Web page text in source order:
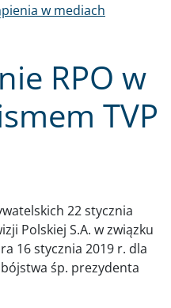
RPO w
TVP
22 stycznia
Polskiej S.A. w związku
16 stycznia 2019 r. dla
śp. prezydenta
w mediach